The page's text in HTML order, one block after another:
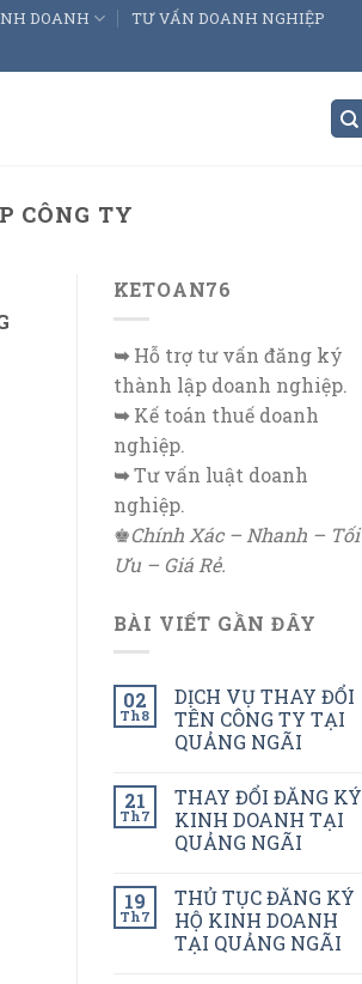
DOANH
TƯ VẤN DOANH NGHIỆP
CÔNG TY
KETOAN76
➥Hỗ trợ tư vấn đăng ký
thành lập doanh nghiệp.
➥Kế toán thuế doanh
nghiệp.
➥Tư vấn luật doanh
nghiệp.
♚Chính Xác – Nhanh – Tối
Ưu – Giá Rẻ.
BÀI VIẾT GẦN ĐÂY
02
Th8
DỊCH VỤ THAY ĐỔI
TÊN CÔNG TY TẠI
QUẢNG NGÃI
21
Th7
THAY ĐỔI ĐĂNG KÝ
KINH DOANH TẠI
QUẢNG NGÃI
19
Th7
THỦ TỤC ĐĂNG KÝ
HỘ KINH DOANH
TẠI QUẢNG NGÃI